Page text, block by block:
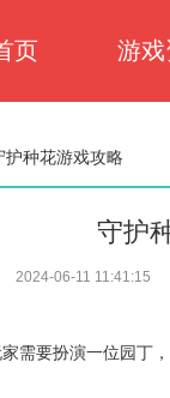
页 游
护种花游戏攻略
守护
2024-06-11 11:41:15
需要扮演一位园丁